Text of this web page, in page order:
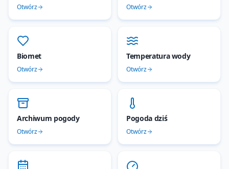
Otwórz Otwórz
Biomet
Otwórz
Temperatura wody
Otwórz
Archiwum pogody
Otwórz
Pogoda dziś
Otwórz